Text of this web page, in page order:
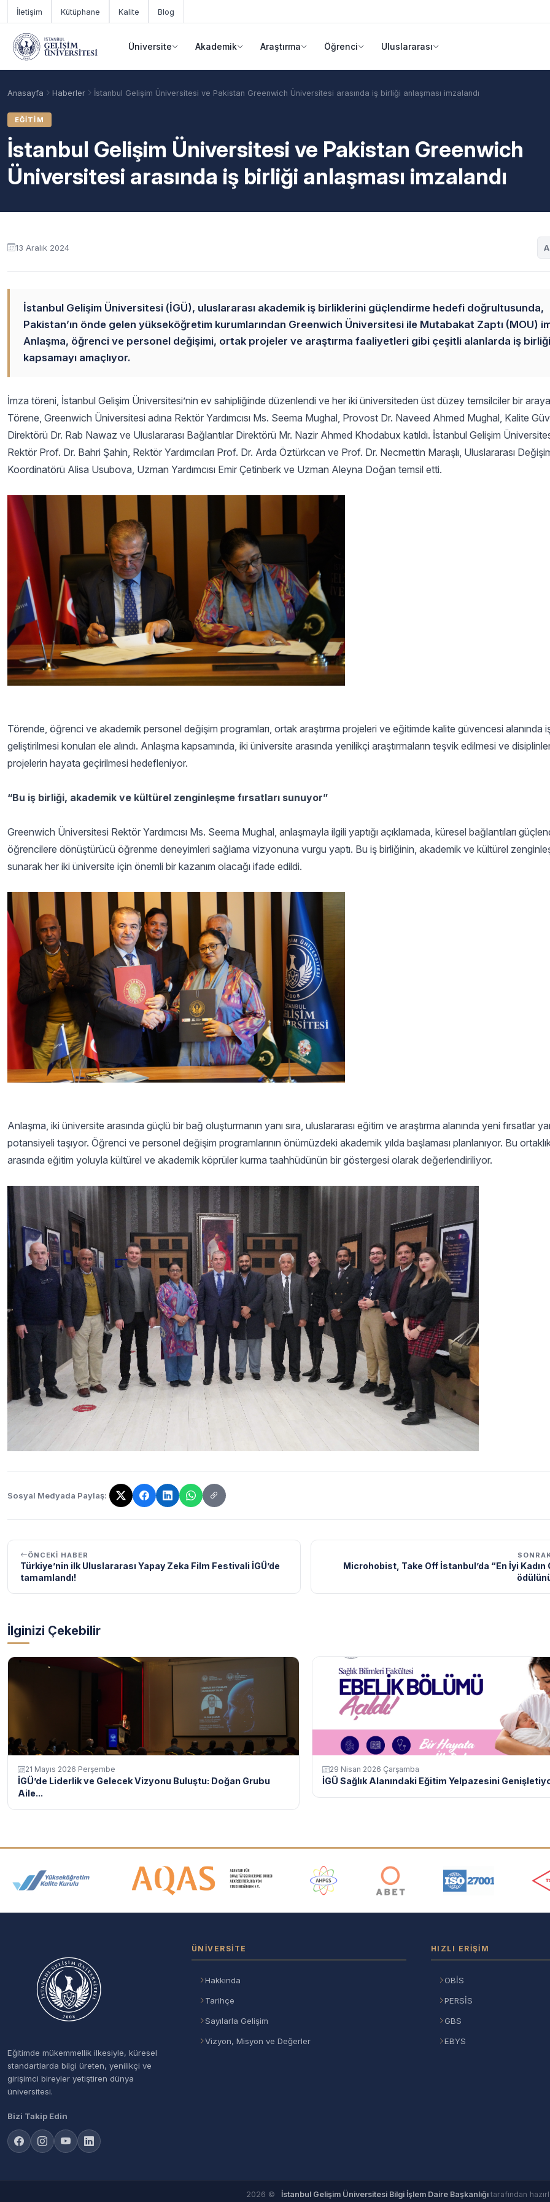
Ana içeriğe geç
İletişim Kütüphane Kalite Blog
Üniversite Akademik Araştırma Öğrenci Uluslararası
Anasayfa Haberler İstanbul Gelişim Üniversitesi ve Pakistan Greenwich Üniversitesi arasında iş birliği anlaşması imzalandı
EĞITIM
İstanbul Gelişim Üniversitesi ve Pakistan Greenwich
Üniversitesi arasında iş birliği anlaşması imzalandı
13 Aralık 2024
İstanbul Gelişim Üniversitesi (İGÜ), uluslararası akademik iş birliklerini güçlendirme hedefi doğrultusunda,
Pakistan’ın önde gelen yükseköğretim kurumlarından Greenwich Üniversitesi ile Mutabakat Zaptı (MOU)
Anlaşma, öğrenci ve personel değişimi, ortak projeler ve araştırma faaliyetleri gibi çeşitli alanlarda iş
kapsamayı amaçlıyor.
İmza töreni, İstanbul Gelişim Üniversitesi’nin ev sahipliğinde düzenlendi ve her iki üniversiteden üst düzey temsilciler bir
Törene, Greenwich Üniversitesi adına Rektör Yardımcısı Ms. Seema Mughal, Provost Dr. Naveed Ahmed Mughal, Kalite
Direktörü Dr. Rab Nawaz ve Uluslararası Bağlantılar Direktörü Mr. Nazir Ahmed Khodabux katıldı. İstanbul Gelişim
Rektör Prof. Dr. Bahri Şahin, Rektör Yardımcıları Prof. Dr. Arda Öztürkcan ve Prof. Dr. Necmettin Maraşlı, Uluslararası
Koordinatörü Alisa Usubova, Uzman Yardımcısı Emir Çetinberk ve Uzman Aleyna Doğan temsil etti.
Törende, öğrenci ve akademik personel değişim programları, ortak araştırma projeleri ve eğitimde kalite güvencesi alanında
geliştirilmesi konuları ele alındı. Anlaşma kapsamında, iki üniversite arasında yenilikçi araştırmaların teşvik edilmesi ve
projelerin hayata geçirilmesi hedefleniyor.
“Bu iş birliği, akademik ve kültürel zenginleşme fırsatları sunuyor”
Greenwich Üniversitesi Rektör Yardımcısı Ms. Seema Mughal, anlaşmayla ilgili yaptığı açıklamada, küresel bağlantıları
öğrencilere dönüştürücü öğrenme deneyimleri sağlama vizyonuna vurgu yaptı. Bu iş birliğinin, akademik ve kültürel
sunarak her iki üniversite için önemli bir kazanım olacağı ifade edildi.
Anlaşma, iki üniversite arasında güçlü bir bağ oluşturmanın yanı sıra, uluslararası eğitim ve araştırma alanında yeni fırsatlar
potansiyeli taşıyor. Öğrenci ve personel değişim programlarının önümüzdeki akademik yılda başlaması planlanıyor. Bu
arasında eğitim yoluyla kültürel ve akademik köprüler kurma taahhüdünün bir göstergesi olarak değerlendiriliyor.
Sosyal Medyada Paylaş:
Bağlantı kopyalandı!
ÖNCEKI HABER
Türkiye’nin ilk Uluslararası Yapay Zeka Film Festivali İGÜ’de
tamamlandı!
Microhobist, Take Off İstanbul’da “En İyi Kadın
İlginizi Çekebilir
21 Mayıs 2026 Perşembe
İGÜ’de Liderlik ve Gelecek Vizyonu Buluştu: Doğan Grubu
Aile...
29 Nisan 2026 Çarşamba
İGÜ Sağlık Alanındaki Eğitim Yelpazesini
Akreditasyon ve Üyelik Logoları
Eğitimde mükemmellik ilkesiyle, küresel
standartlarda bilgi üreten, yenilikçi ve
girişimci bireyler yetiştiren dünya
üniversitesi.
Bizi Takip Edin
ÜNIVERSITE
Hakkında
Tarihçe
Sayılarla Gelişim
Vizyon, Misyon ve Değerler
HIZLI ERIŞIM
OBİS
PERSİS
GBS
EBYS
2026 © İstanbul Gelişim Üniversitesi Bilgi İşlem Daire Başkanlığı tarafından